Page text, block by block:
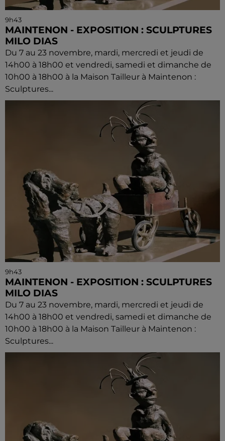
9h43
MAINTENON - EXPOSITION : SCULPTURES
MILO DIAS
Du 7 au 23 novembre, mardi, mercredi et jeudi de
14h00 à 18h00 et vendredi, samedi et dimanche de
10h00 à 18h00 à la Maison Tailleur à Maintenon :
Sculptures...
9h43
MAINTENON - EXPOSITION : SCULPTURES
MILO DIAS
Du 7 au 23 novembre, mardi, mercredi et jeudi de
14h00 à 18h00 et vendredi, samedi et dimanche de
10h00 à 18h00 à la Maison Tailleur à Maintenon :
Sculptures...